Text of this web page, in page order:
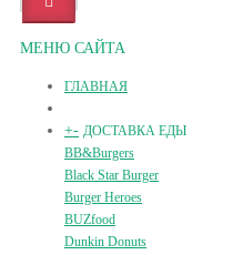
МЕНЮ САЙТА
ГЛАВНАЯ
+- ДОСТАВКА ЕДЫ
BB&Burgers
Black Star Burger
Burger Heroes
BUZfood
Dunkin Donuts